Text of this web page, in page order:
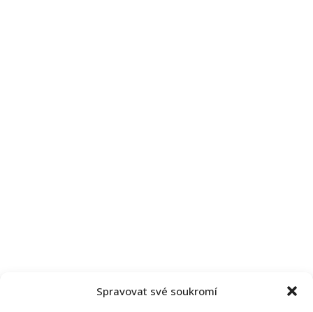
Spravovat své soukromí